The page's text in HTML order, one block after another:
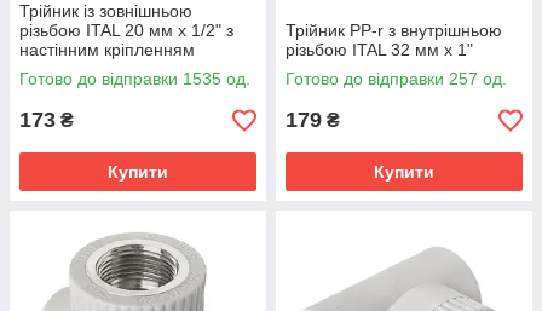
Трійник із зовнішньою
різьбою ITAL 20 мм х 1/2" з
настінним кріпленням
Готово до відправки 1535 од.
173 ₴
Купити
Трійник PP-r з внутрішньою
різьбою ITAL 32 мм х 1"
Готово до відправки 257 од.
179 ₴
Купити